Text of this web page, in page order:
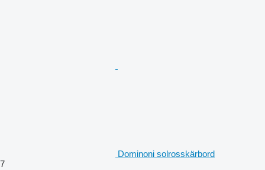
Dominoni solrosskärbord
7